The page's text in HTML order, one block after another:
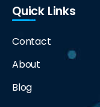
Quick Links
Contact
About
Blog